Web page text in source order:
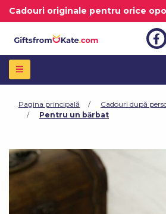
Cadouri originale pentru orice
Pagina principală
Cadouri după
Pentru un bărbat